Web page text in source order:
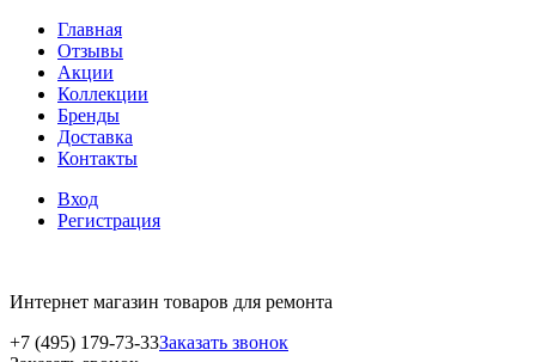
Главная
Отзывы
Акции
Коллекции
Бренды
Доставка
Контакты
Вход
Регистрация
Интернет магазин товаров для ремонта
+7 (495) 179-73-33Заказать звонок